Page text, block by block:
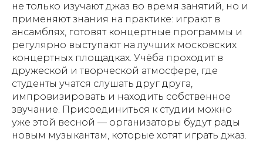
не только изучают джаз во время занятий, но и
применяют знания на практике: играют в
ансамблях, готовят концертные программы и
регулярно выступают на лучших московских
концертных площадках. Учёба проходит в
дружеской и творческой атмосфере, где
студенты учатся слушать друг друга,
импровизировать и находить собственное
звучание. Присоединиться к студии можно
уже этой весной — организаторы будут рады
новым музыкантам, которые хотят играть джаз.